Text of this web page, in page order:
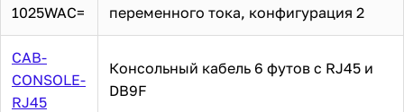
1025WAC=
переменного тока, конфигурация 2
CAB-
CONSOLE-
RJ45
Консольный кабель 6 футов с RJ45 и
DB9F